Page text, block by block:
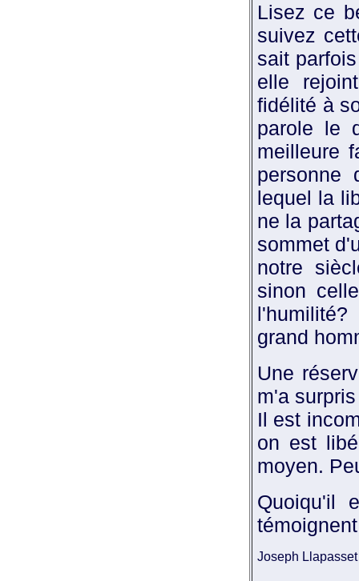
Lisez ce
suivez
sait
elle
fidélité à
parole le
meilleure
personne
lequel la
ne la
sommet
notre
sinon
grand
Une
m'a
Il est
on est
moyen.
Quoiqu'il
Joseph Llapasset